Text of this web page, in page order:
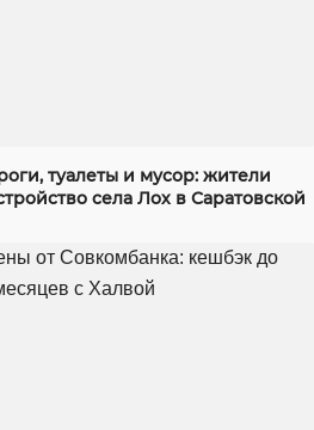
туалеты и мусор: жители
села Лох в Саратовской